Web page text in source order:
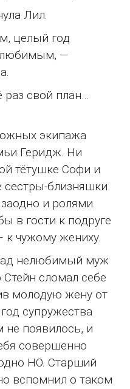
Лил.
целый год
—
свой план…
экипажа
Геридж. Ни
тётушке Софи и
сестры-близняшки
и ролями.
в гости к подруге
к чужому жениху.
нелюбимый муж
сломал себе
молодую жену от
супружества
появилось, и
совершенно
НО. Старший
вспомнил о таком